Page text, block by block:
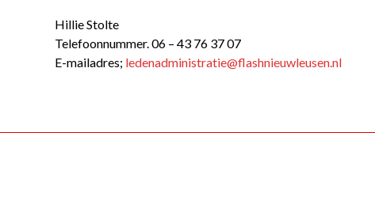
Hillie Stolte
Telefoonnummer. 06 – 43 76 37 07
E-mailadres; ledenadministratie@flashnieuwleusen.nl